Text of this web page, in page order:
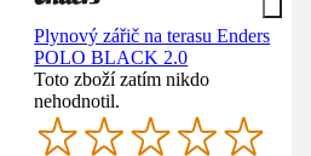
Plynový zářič na terasu Enders
POLO BLACK 2.0
Toto zboží zatím nikdo
nehodnotil.